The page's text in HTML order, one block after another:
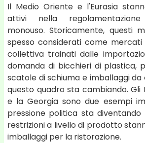
Il Medio Oriente e l'Eurasia
attivi nella
monouso. Storicamente, questi
spesso considerati come
collettiva trainati dalle
domanda di bicchieri di plastica,
scatole di schiuma e imballaggi da
questo quadro sta cambiando. Gli
e la Georgia sono due esempi
pressione politica sta
restrizioni a livello di prodotto
imballaggi per la ristorazione.